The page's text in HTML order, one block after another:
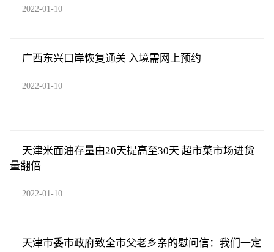
2022-01-10
广西东兴口岸恢复通关 入境需网上预约
2022-01-10
天津米面油存量由20天提高至30天 超市菜市场进货
量翻倍
2022-01-10
天津市委市政府致全市父老乡亲的慰问信：我们一定